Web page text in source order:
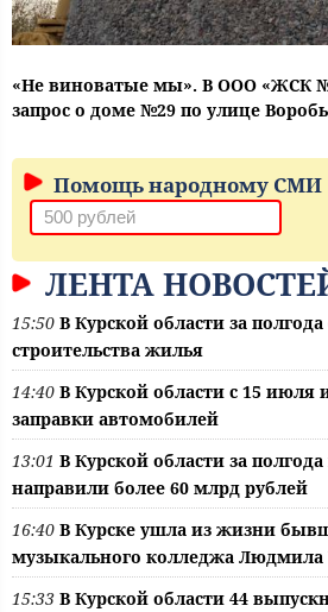
«Не виноватые мы». В ООО «ЖСК
запрос о доме №29 по улице
Помощь народному СМИ
ЛЕНТА
15:50 В Курской области за
строительства жилья
14:40 В Курской области с 15 июля
заправки автомобилей
13:01 В Курской области за
направили более 60 млрд рублей
16:40 В Курске ушла из жизни
музыкального колледжа
15:33 В Курской области 44